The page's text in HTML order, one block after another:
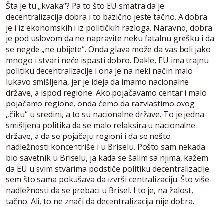
Šta je tu „kvaka“? Pa to što EU smatra da je
decentralizacija dobra i to bazično jeste tačno. A dobra
je i iz ekonomskih i iz političkih razloga. Naravno, dobra
je pod uslovom da ne napravite neku fatalnu grešku i da
se negde „ne ubijete“. Onda glava može da vas boli jako
mnogo i stvari neće ispasti dobro. Dakle, EU ima trajnu
politiku decentralizacije i ona je na neki način malo
lukavo smišljena, jer je ideja da imamo nacionalne
države, a ispod regione. Ako pojačavamo centar i malo
pojačamo regione, onda ćemo da razvlastimo ovog
„čiku“ u sredini, a to su nacionalne države. To je jedna
smišljena politika da se malo relaksiraju nacionalne
države, a da se pojačaju regioni i da se nešto
nadležnosti koncentriše i u Briselu. Pošto sam nekada
bio savetnik u Briselu, ja kada se šalim sa njima, kažem
da EU u svim stvarima podstiče politiku decentralizacije
sem što sama pokušava da izvrši centralizaciju. Što više
nadležnosti da se prebaci u Brisel. I to je, na žalost,
tačno. Ali, to ne znači da decentralizacija nije dobra.